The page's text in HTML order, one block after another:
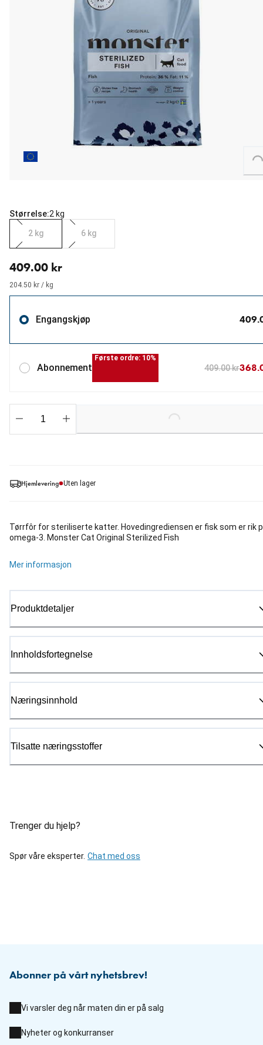
Loading...
Hjemlevering Uten lager
Tørrfôr for steriliserte katter. Hovedingrediensen er fisk som er rik
omega-3. Monster Cat Original Sterilized Fish
Mer informasjon
Produktdetaljer
Innholdsfortegnelse
Næringsinnhold
Tilsatte næringsstoffer
Trenger du hjelp?
Spør våre eksperter. Chat med oss
Størrelse:2 kg
2 kg 6 kg
409.00 kr
204.50 kr / kg
Engangskjøp
Abonnement
Første ordre: 10%
409.00 kr
Loading...
Abonner på vårt nyhetsbrev!
Vi varsler deg når maten din er på salg
Nyheter og konkurranser